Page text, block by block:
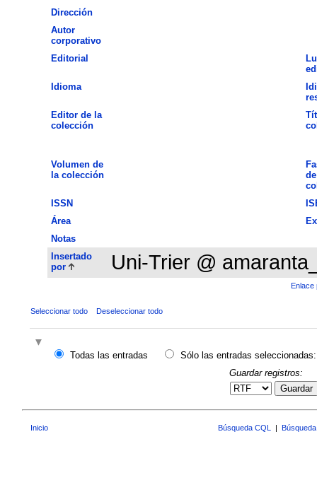
Dirección
Autor
corporativo
Editorial
Idioma
Editor de la
colección
Volumen de
la colección
ISSN
Área
Notas
Insertado
por
Uni-Trier @
Enlace
Seleccionar todo Deseleccionar todo
Todas las entradas
Sólo las entradas seleccionadas:
Guardar registros:
Guardar
Inicio Búsqueda CQL